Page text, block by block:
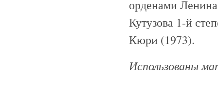
орденами
Кутузова 1-й
Кюри (1973).
Использованы